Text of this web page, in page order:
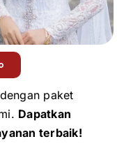
paket
Dapatkan
terbaik!